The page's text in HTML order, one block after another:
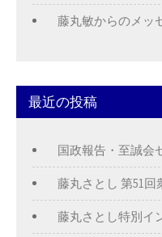
藤丸敏からのメッ
最近の投稿
国政報告・至誠会
藤丸さとし 第51回
藤丸さとし特別イ